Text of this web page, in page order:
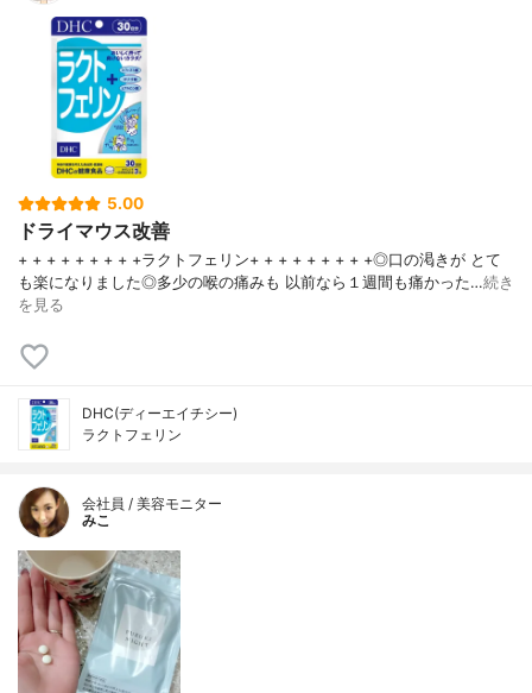
5.00
ドライマウス改善
+ + + + + + + + +ラクトフェリン+ + + + + + + + +◎口の渇きが とて
も楽になりました◎多少の喉の痛みも 以前なら１週間も痛かった…続き
を見る
DHC(ディーエイチシー)
ラクトフェリン
会社員 / 美容モニター
みこ